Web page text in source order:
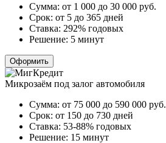
Сумма: от 1 000 до 30 000 руб.
Срок: от 5 до 365 дней
Ставка: 292% годовых
Решение: 5 минут
Оформить
Микрозаём под залог автомобиля
Сумма: от 75 000 до 590 000 руб.
Срок: от 150 до 730 дней
Ставка: 53-88% годовых
Решение: 15 минут